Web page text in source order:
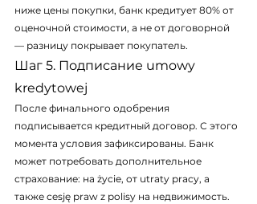
ниже цены покупки, банк кредитует 80% от
оценочной стоимости, а не от договорной
— разницу покрывает покупатель.
Шаг 5. Подписание umowy
kredytowej
После финального одобрения
подписывается кредитный договор. С этого
момента условия зафиксированы. Банк
может потребовать дополнительное
страхование: на życie, от utraty pracy, а
также cesję praw z polisy на недвижимость.